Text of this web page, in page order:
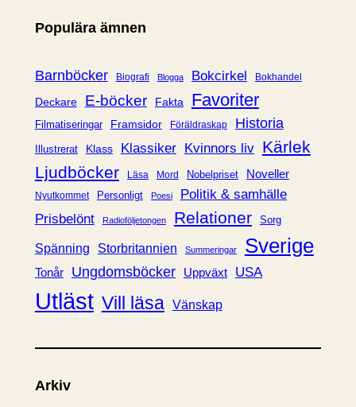
g
r
i
Populära ämnen
Barnböcker Biografi Blogga Bokcirkel Bokhandel
Deckare E-böcker Fakta Favoriter
Filmatiseringar Framsidor Föräldraskap Historia
Illustrerat Klass Klassiker Kvinnors liv Kärlek
Ljudböcker
Läsa Mord Nobelpriset Noveller
Nyutkommet Personligt Poesi
Politik & samhälle
Prisbelönt
Radioföljetongen Relationer Sorg
Spänning Storbritannien Summeringar Sverige
Tonår Ungdomsböcker Uppväxt USA
Utläst Vill läsa Vänskap
Arkiv